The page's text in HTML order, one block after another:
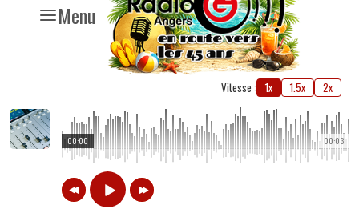
Menu
Vitesse : 1x 1.5x 2x
00:03
00:00